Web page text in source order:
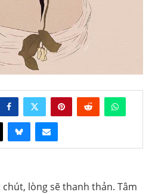
lòng sẽ thanh thản. Tâm